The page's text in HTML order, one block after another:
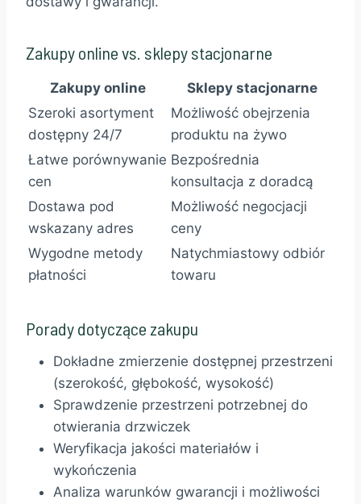
Zakupy online vs. sklepy stacjonarne
Zakupy online
Sklepy stacjonarne
Szeroki asortyment
dostępny 24/7
Możliwość obejrzenia
produktu na żywo
Łatwe porównywanie
cen
Bezpośrednia
konsultacja z doradcą
Dostawa pod
wskazany adres
Możliwość negocjacji
ceny
Wygodne metody
płatności
Natychmiastowy odbiór
towaru
Porady dotyczące zakupu
Dokładne zmierzenie dostępnej przestrzeni
(szerokość, głębokość, wysokość)
Sprawdzenie przestrzeni potrzebnej do
otwierania drzwiczek
Weryfikacja jakości materiałów i
wykończenia
Analiza warunków gwarancji i możliwości